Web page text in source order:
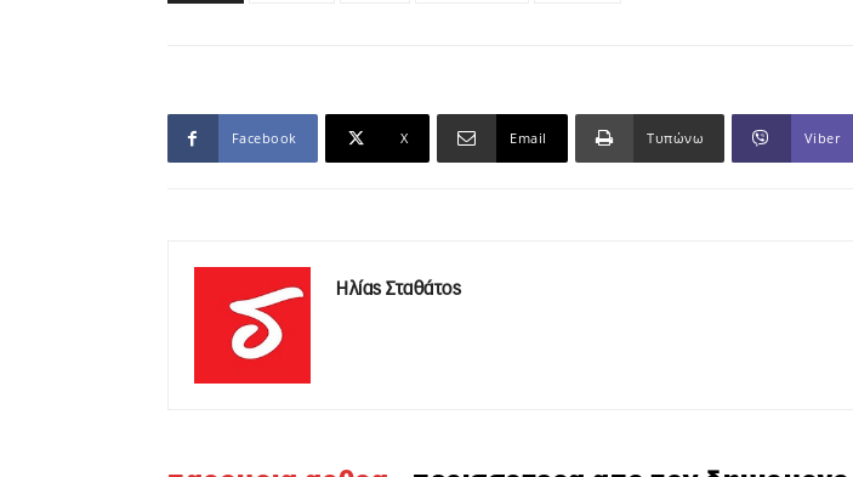
Facebook X Email Τυπώνω Viber
Ηλίας Σταθάτος